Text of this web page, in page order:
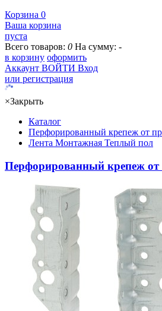
Корзина 0
Ваша корзина
пуста
Всего товаров: 0 На сумму: -
в корзину оформить
Аккаунт ВОЙТИ Вход
или регистрация
×Закрыть
Каталог
Перфорированный крепеж от
Лента Монтажная Теплый пол
Перфорированный крепеж от